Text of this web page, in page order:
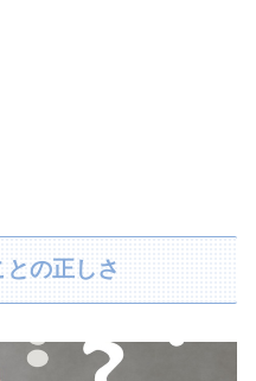
の正しさ